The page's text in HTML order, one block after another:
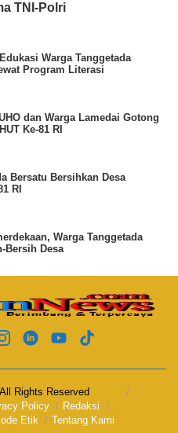
TNI-Polri
Warga Tanggetada
Program Literasi
dan Warga Lamedai Gotong
Ke-81 RI
Bersatu Bersihkan Desa
RI
Warga Tanggetada
Bersih Desa
Rights Reserved
Policy
Redaksi
Etik Tentang Kami